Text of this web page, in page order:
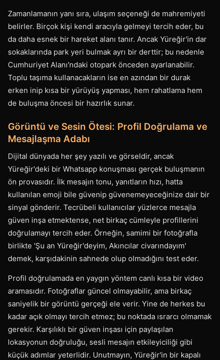
Zamanlamanın yanı sıra, ulaşım seçeneği de mahremiyeti
belirler. Birçok kişi kendi aracıyla gelmeyi tercih eder, bu
da daha esnek bir hareket alanı tanır. Ancak Yüreğir'in dar
sokaklarında park yeri bulmak ayrı bir derttir; bu nedenle
Cumhuriyet Alanı'ndaki otopark önceden ayarlanabilir.
Toplu taşıma kullanacakların ise en azından bir durak
erken inip kısa bir yürüyüş yapması, hem rahatlama hem
de buluşma öncesi bir hazırlık sunar.
Görüntü ve Sesin Ötesi: Profil Doğrulama ve
Mesajlaşma Adabı
Dijital dünyada her şey yazılı ve görseldir, ancak
Yüreğir'deki bir Whatsapp konuşması gerçek buluşmanın
ön provasıdır. İlk mesajın tonu, yanıtların hızı, hatta
kullanılan emoji bile güvenip güvenemeyeceğinize dair bir
sinyal gönderir. Tecrübeli kullanıcılar yüzlerce mesajla
güven inşa etmektense, net birkaç cümleyle profillerini
doğrulamayı tercih eder. Örneğin, samimi bir fotoğrafla
birlikte 'Şu an Yüreğir'deyim, Akıncılar civarındayım'
demek, karşıdakinin sahnede olup olmadığını test eder.
Profil doğrulamada en yaygın yöntem canlı kısa bir video
aramasıdır. Fotoğraflar güncel olmayabilir, ama birkaç
saniyelik bir görüntü gerçeği ele verir. Yine de herkes bu
kadar açık olmayı tercih etmez; bu noktada ısrarcı olmamak
gerekir. Karşılıklı bir güven inşası için paylaşılan
lokasyonun doğruluğu, sesli mesajın etkileyiciliği gibi
küçük adımlar yeterlidir. Unutmayın, Yüreğir'in bir kapalı